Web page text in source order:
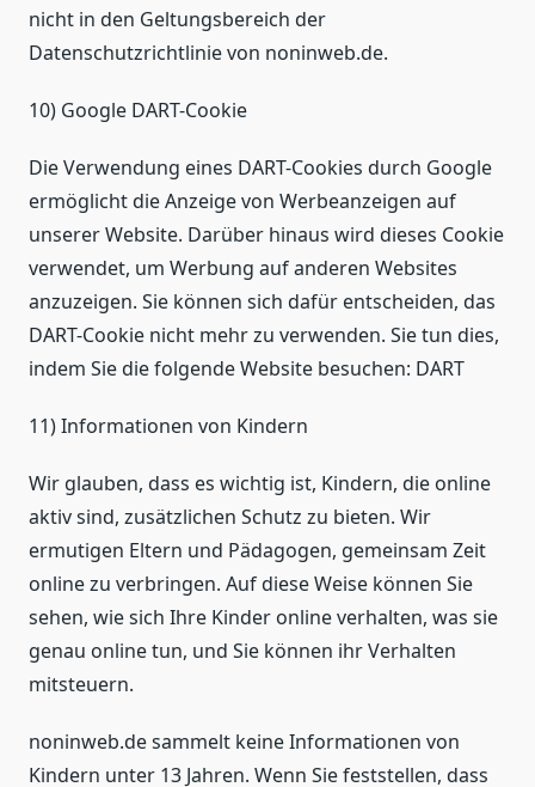
nicht in den Geltungsbereich der
Datenschutzrichtlinie von noninweb.de.
10) Google DART-Cookie
Die Verwendung eines DART-Cookies durch Google
ermöglicht die Anzeige von Werbeanzeigen auf
unserer Website. Darüber hinaus wird dieses Cookie
verwendet, um Werbung auf anderen Websites
anzuzeigen. Sie können sich dafür entscheiden, das
DART-Cookie nicht mehr zu verwenden. Sie tun dies,
indem Sie die folgende Website besuchen: DART
11) Informationen von Kindern
Wir glauben, dass es wichtig ist, Kindern, die online
aktiv sind, zusätzlichen Schutz zu bieten. Wir
ermutigen Eltern und Pädagogen, gemeinsam Zeit
online zu verbringen. Auf diese Weise können Sie
sehen, wie sich Ihre Kinder online verhalten, was sie
genau online tun, und Sie können ihr Verhalten
mitsteuern.
noninweb.de sammelt keine Informationen von
Kindern unter 13 Jahren. Wenn Sie feststellen, dass